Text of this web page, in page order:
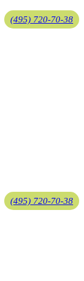
(495) 720-70-38
(495) 720-70-38